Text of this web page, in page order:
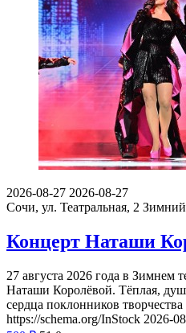
2026-08-27 2026-08-27
Сочи, ул. Театральная, 2 Зимний
Концерт Наташи
27 августа 2026 года в Зимнем
Наташи Королёвой. Тёплая,
сердца поклонников
https://schema.org/InStock 2026-